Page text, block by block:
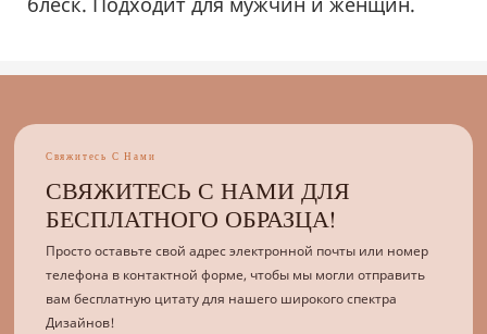
Свяжитесь С Нами
СВЯЖИТЕСЬ С НАМИ ДЛЯ
БЕСПЛАТНОГО ОБРАЗЦА!
Просто оставьте свой адрес электронной почты или номер
телефона в контактной форме, чтобы мы могли отправить
вам бесплатную цитату для нашего широкого спектра
Дизайнов!